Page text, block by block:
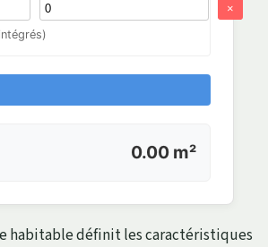
×
0.00 m²
habitable définit les caractéristiques